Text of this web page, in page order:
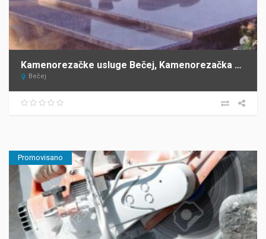
Kamenorezačke usluge Bečej, Kamenorezačka radnja Barta
Bečej
Promovisano